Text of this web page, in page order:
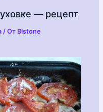
— рецепт
/ От Blstone